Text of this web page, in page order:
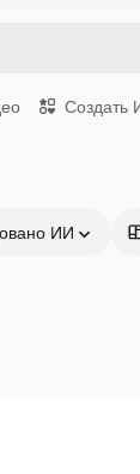
Создать
ИИ